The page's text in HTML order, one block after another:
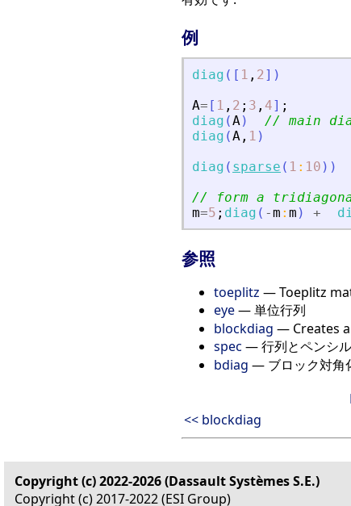
例
diag ( [ 1 , 2] )
A= [ 1 , 2 ; 3 , 4] ;
diag (A)
// main
diag (A , 1 )
diag ( sparse ( 1 : 10 ) )
// form a
m=5 ; diag ( -m : m ) +
参照
toeplitz — Toeplitz
eye— 単位行列
blockdiag — Creates
spec — 行列とペンシ
bdiag — ブロック対角
<< blockdiag
Copyright (c) 2022-2026 (Dassault Systèmes S.E.)
Copyright (c) 2017-2022 (ESI Group)